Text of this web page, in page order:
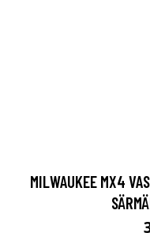
MILWAUKEE MX4